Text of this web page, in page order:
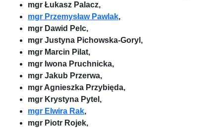
mgr Łukasz Palacz,
mgr Przemysław Pawlak,
mgr Dawid Pelc,
mgr Justyna Pichowska-Goryl,
mgr Marcin Pilat,
mgr Iwona Pruchnicka,
mgr Jakub Przerwa,
mgr Agnieszka Przybięda,
mgr Krystyna Pytel,
mgr Elwira Rak,
mgr Piotr Rojek,